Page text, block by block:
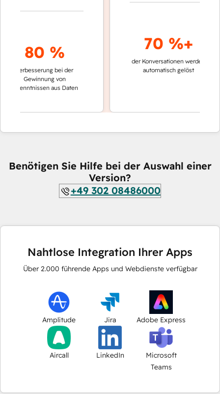
80 %
Verbesserung bei der
Gewinnung von
aus Daten
70 %+
der Konversationen werden
automatisch gelöst
Benötigen Sie Hilfe bei der Auswahl einer
Version?
+49 302 08486000
Nahtlose Integration Ihrer Apps
Über 2.000 führende Apps und Webdienste verfügbar
Amplitude Jira Adobe Express
Aircall LinkedIn
Microsoft
Teams